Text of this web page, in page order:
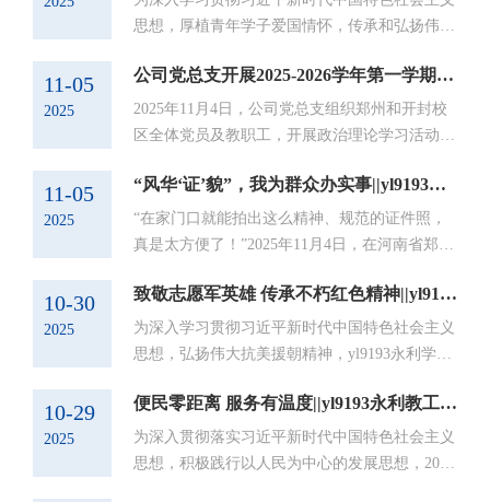
思想，厚植青年学子爱国情怀，传承和弘扬伟大
琳以“弘扬抗战精神，传承红色基因”为题，为
yl9193永利入党积极分子讲授了一场深刻而富有
感染力的专题党课。党课上，崔琳通过丰富的史
苦卓绝，深刻阐释伟大抗战精神的时代价值。她
强调，历史不仅是民族的集体记忆...
11-05
2025
公司党总支开展2025-2026学年第一学期政治理论学习活动
2025年11月4日，公司党总支组织郑州和开封校
区全体党员及教职工，开展政治理论学习活动。
学习内容有：一、第一议题：2025-10-24 中共中
央召开党外人士座谈会习近平主持并发表重要讲
话；二、中国共产党第二十届中央委员会第四次
10 辑。会上，崔琳书记重点领学了《中国共产
党第二十届中央委员会第四次全体会...
11-05
2025
“风华‘证’貌”，我为群众办实事||yl9193永利学工党支部主题党日持续服务为民
“在家门口就能拍出这么精神、规范的证件照，
真是太方便了！”2025年11月4日，在河南省郑州
民们对yl9193永利学工党支部开展的“风华‘证’貌
——我为群众办实事”免费证件照拍摄活动赞不
绝口。作为推动“我为群众办实事”实践活动常态
坚持党建引领，发挥专业优势，将志愿服务融入
基层治理，走进水木清城社区，为...
10-30
2025
致敬志愿军英雄 传承不朽红色精神||yl9193永利学工党支部红色观影主题党日活动
为深入学习贯彻习近平新时代中国特色社会主义
思想，弘扬伟大抗美援朝精神，yl9193永利学工
分子，并邀请志愿军老战士一同前往开封万达影
城开展红色观影主题党日活动。影片以震撼视
角，再现抗美援朝战场的烽火岁月。它不仅是一
10-29
2025
便民零距离 服务有温度||yl9193永利教工党支部联合学工党支部赴郑大社区开展“我为群众办实事”主题党日活动
为深入贯彻落实习近平新时代中国特色社会主义
思想，积极践行以人民为中心的发展思想，2025